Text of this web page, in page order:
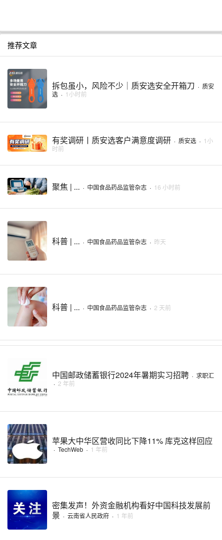
推荐文章
拆包虽小，风险不少｜质安选安全开箱刀 · 质安
选 · 1小时前
有奖调研丨质安选客户满意度调研 · 质安选 · 1小
时前
聚焦 | ... · 中国食品药品监管杂志 · 16 小时前
科普 | ... · 中国食品药品监管杂志 · 昨天
科普 | ... · 中国食品药品监管杂志 · 2 天前
中国邮政储蓄银行2024年暑期实习招聘 · 求职汇
· 2 年前
苹果大中华区营收同比下降11% 库克这样回应
· TechWeb · 1 年前
密集发声！外资金融机构看好中国科技发展前
景 · 云南省人民政府 · 1 年前